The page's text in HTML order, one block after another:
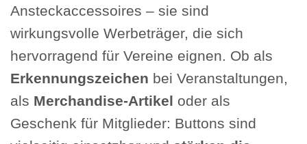
Ansteckaccessoires – sie sind
wirkungsvolle Werbeträger, die sich
hervorragend für Vereine eignen. Ob als
Erkennungszeichen bei Veranstaltungen,
als Merchandise-Artikel oder als
Geschenk für Mitglieder: Buttons sind